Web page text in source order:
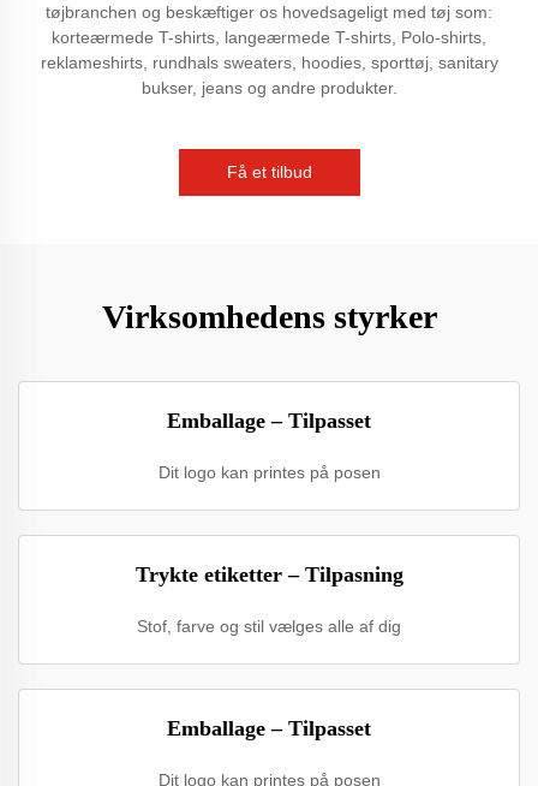
tøjbranchen og beskæftiger os hovedsageligt med tøj som:
korteærmede T-shirts, langeærmede T-shirts, Polo-shirts,
reklameshirts, rundhals sweaters, hoodies, sporttøj, sanitary
bukser, jeans og andre produkter.
Få et tilbud
Virksomhedens styrker
Emballage – Tilpasset
Dit logo kan printes på posen
Trykte etiketter – Tilpasning
Stof, farve og stil vælges alle af dig
Emballage – Tilpasset
Dit logo kan printes på posen